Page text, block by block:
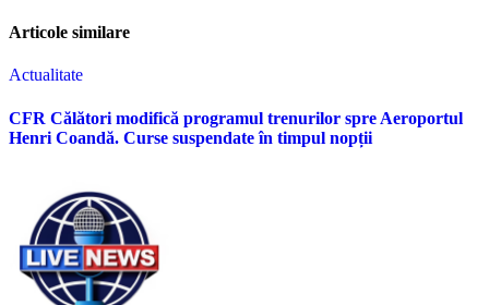
Articole similare
Actualitate
CFR Călători modifică programul trenurilor spre Aeroportul
Henri Coandă. Curse suspendate în timpul nopții